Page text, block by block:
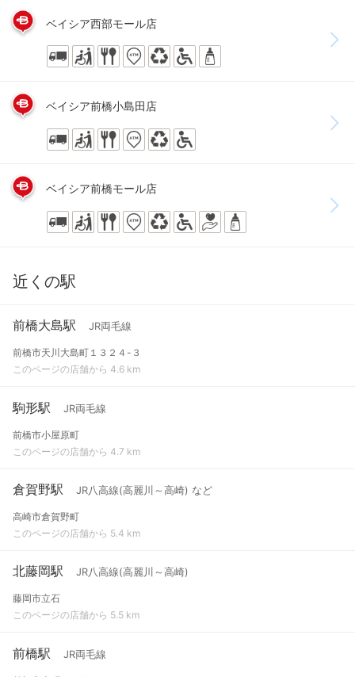
ベイシア西部モール店
ベイシア前橋小島田店
ベイシア前橋モール店
近くの駅
前橋大島駅 JR両毛線
前橋市天川大島町１３２４-３
このページの店舗から 4.6 km
駒形駅 JR両毛線
前橋市小屋原町
このページの店舗から 4.7 km
倉賀野駅 JR八高線(高麗川～高崎) など
高崎市倉賀野町
このページの店舗から 5.4 km
北藤岡駅 JR八高線(高麗川～高崎)
藤岡市立石
このページの店舗から 5.5 km
前橋駅 JR両毛線